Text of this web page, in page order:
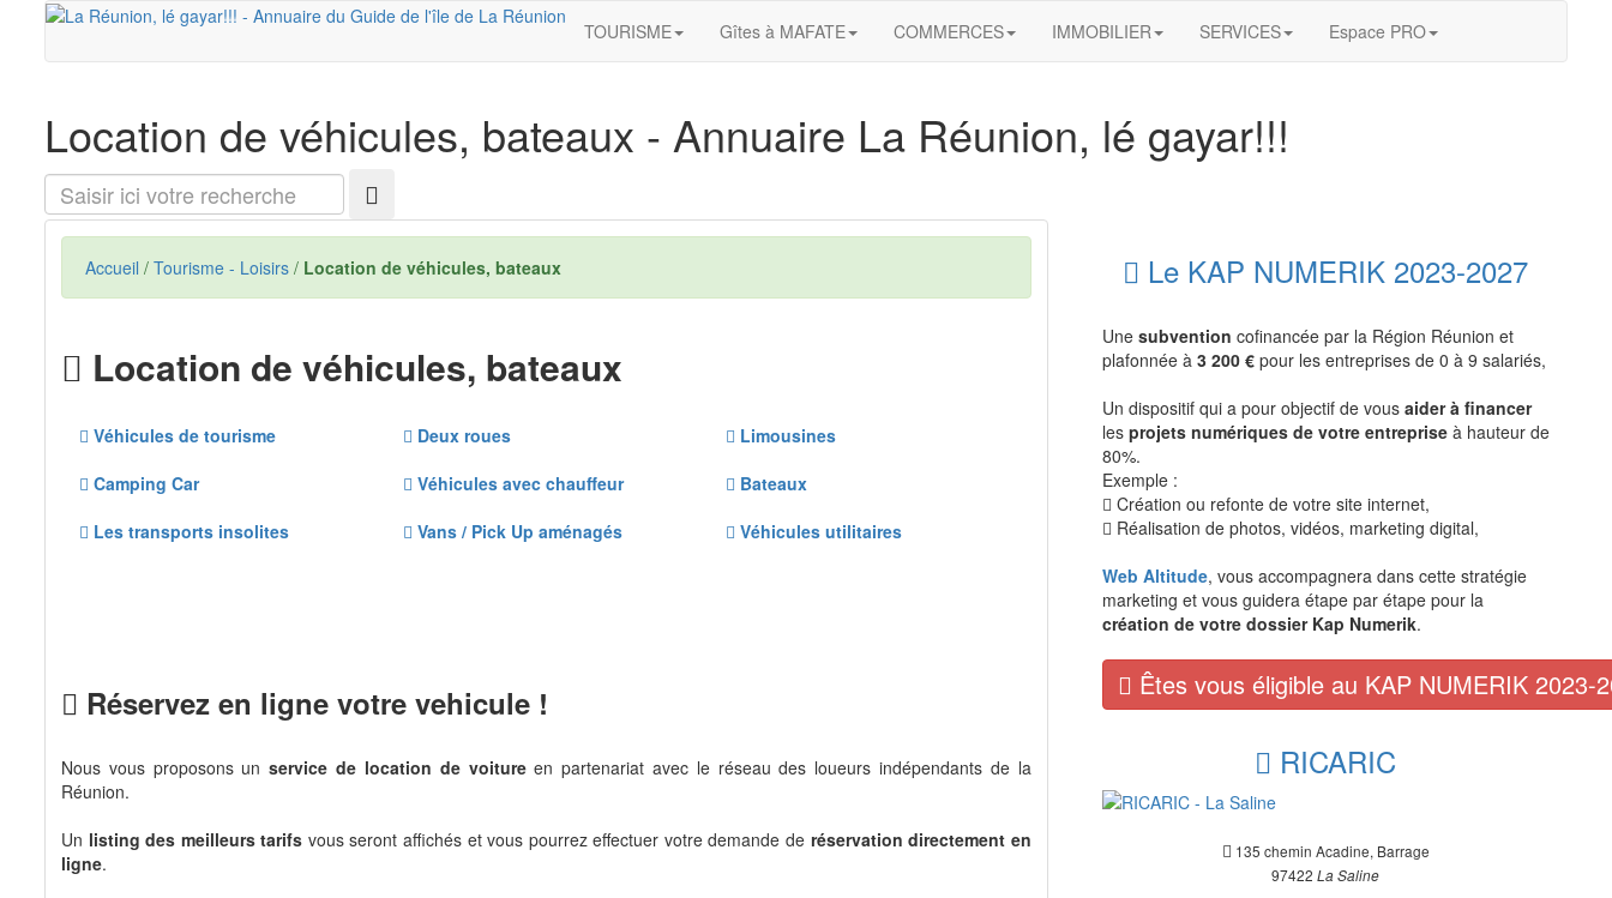
TOURISME Gîtes à MAFATE COMMERCES IMMOBILIER SERVICES Espace PRO
Location de véhicules, bateaux - Annuaire La Réunion, lé gayar!!!
Saisir
ici
votre
rechercheAccueil / Tourisme - Loisirs / Location de véhicules, bateaux
Location de véhicules, bateaux
Véhicules de tourisme Deux roues
Limousines
Camping Car
Véhicules avec chauffeur
Bateaux
Les transports insolites
Vans / Pick Up aménagés Véhicules utilitaires
Réservez en ligne votre vehicule !
Nous vous proposons unservice de location de voitureen partenariat avec le réseau des loueurs indépendants de la
Réunion.
Un listing des meilleurs tarifs vous seront affichés et vous pourrez effectuer votre demande de réservation directement en
ligne.
Le KAP NUMERIK 2023-2027
Une subvention cofinancée par la Région Réunion et
plafonnée à 3 200 €pour les entreprises de 0 à 9 salariés,
Un dispositif qui a pour objectif de vous aider à financer
les projets numériques de votre entrepriseà hauteur de
80%.
Exemple :
Création ou refonte de votre site internet,
Réalisation de photos, vidéos, marketing digital,
Web Altitude, vous accompagnera dans cette stratégie
marketing et vous guidera étape par étape pour la
création de votre dossier Kap Numerik.
Êtes vous éligible au KAP NUMERIK 2023-
RICARIC
135 chemin Acadine, Barrage
97422La Saline